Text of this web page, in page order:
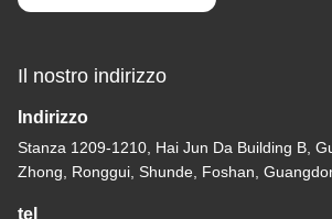
Il nostro indirizzo
Indirizzo
Stanza 1209-1210, Hai Jun Da Building B,
Zhong, Ronggui, Shunde, Foshan,
tel